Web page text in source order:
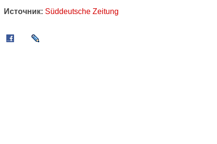
Источник: Süddeutsche Zeitung